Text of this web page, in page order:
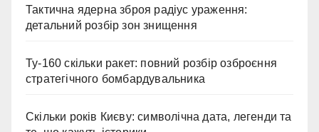
Тактична ядерна зброя радіус ураження:
детальний розбір зон знищення
Ту-160 скільки ракет: повний розбір озброєння
стратегічного бомбардувальника
Скільки років Києву: символічна дата, легенди та